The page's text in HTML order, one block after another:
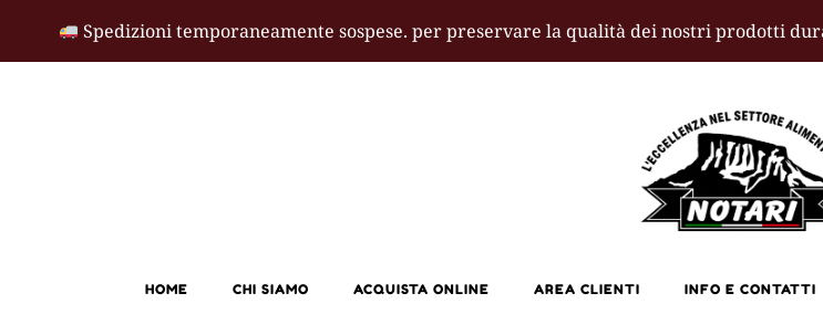
Spedizioni temporaneamente sospese. per preservare la qualità dei nostri prodotti
HOME CHI SIAMO ACQUISTA ONLINE AREA CLIENTI INFO E CONTATTI